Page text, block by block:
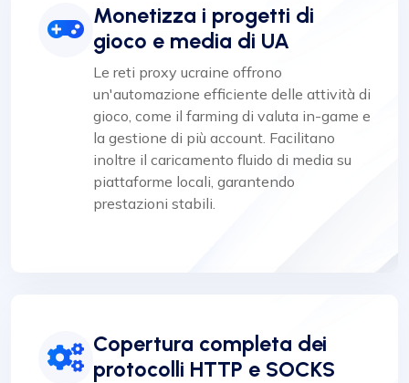
Monetizza i progetti di
gioco e media di UA
Le reti proxy ucraine offrono
un'automazione efficiente delle attività di
gioco, come il farming di valuta in-game e
la gestione di più account. Facilitano
inoltre il caricamento fluido di media su
piattaforme locali, garantendo
prestazioni stabili.
Copertura completa dei
protocolli HTTP e SOCKS